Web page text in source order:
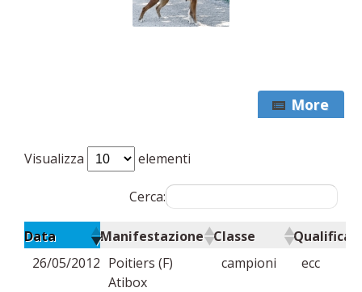
More
Visualizza elementi
Cerca:
Data Manifestazione Classe
Qualifica
26/05/2012 Poitiers (F)
Atibox
campioni ecc